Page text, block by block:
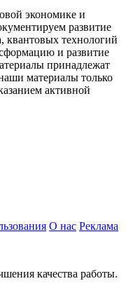
экономике и
развитие
квантовых технологий
и развитие
принадлежат
материалы только
активной
О нас Реклама
качества работы.